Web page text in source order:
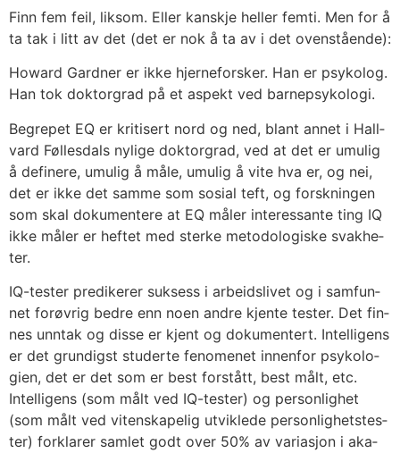
Finn fem feil, lik­som. Eller kan­skje hel­ler fem­ti. Men for å
ta tak i litt av det (det er nok å ta av i det oven­stå­en­de):
Howard Gard­ner er ikke hjerne­fors­ker. Han er psy­ko­log.
Han tok dok­tor­grad på et aspekt ved barne­psy­ko­lo­gi.
Begre­pet EQ er kri­ti­sert nord og ned, blant annet i Hall­
vard Føl­les­dals nyli­ge dok­tor­grad, ved at det er umu­lig
å defi­ne­re, umu­lig å måle, umu­lig å vite hva er, og nei,
det er ikke det sam­me som sosi­al teft, og forsk­nin­gen
som skal doku­men­te­re at EQ måler inter­es­san­te ting IQ
ikke måler er hef­tet med ster­ke meto­do­lo­gis­ke svak­he­
ter.
IQ-tes­ter pre­di­ke­rer suk­sess i arbeids­li­vet og i sam­fun­
net for­øv­rig bed­re enn noen and­re kjen­te tes­ter. Det fin­
nes unn­tak og dis­se er kjent og doku­men­tert. Intel­li­gens
er det grun­digst stu­der­te feno­me­net innen­for psy­ko­lo­
gi­en, det er det som er best for­stått, best målt, etc.
Intel­li­gens (som målt ved IQ-tes­ter) og per­son­lig­het
(som målt ved viten­ska­pe­lig utvik­le­de per­son­lig­hets­tes­
ter) for­kla­rer sam­let godt over 50% av varia­sjon i aka­